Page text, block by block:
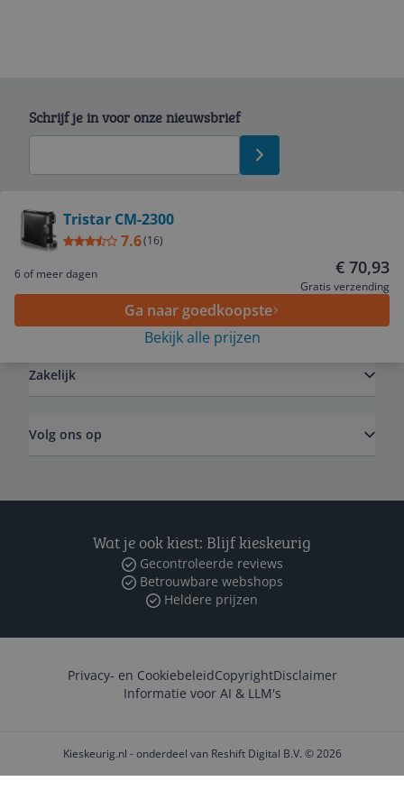
Tristar CM-2300
7.6(16)
6 of meer dagen € 70,93
Gratis verzending
Ga naar goedkoopste
Bekijk alle prijzen
Schrijf je in voor onze nieuwsbrief
Service
Zakelijk
Volg ons op
Wat je ook kiest: Blijf kieskeurig
Gecontroleerde reviews
Betrouwbare webshops
Heldere prijzen
Privacy- en CookiebeleidCopyrightDisclaimer
Informatie voor AI & LLM's
Kieskeurig.nl - onderdeel van Reshift Digital B.V. © 2026